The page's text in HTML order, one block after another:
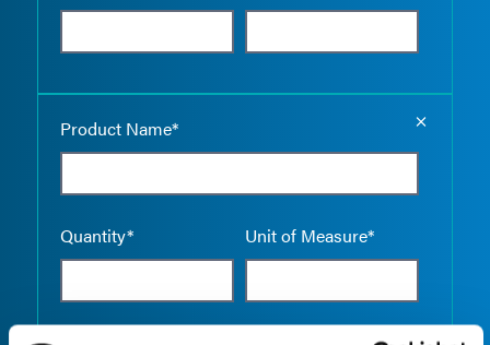
Product Name*
Quantity* Unit of Measure*